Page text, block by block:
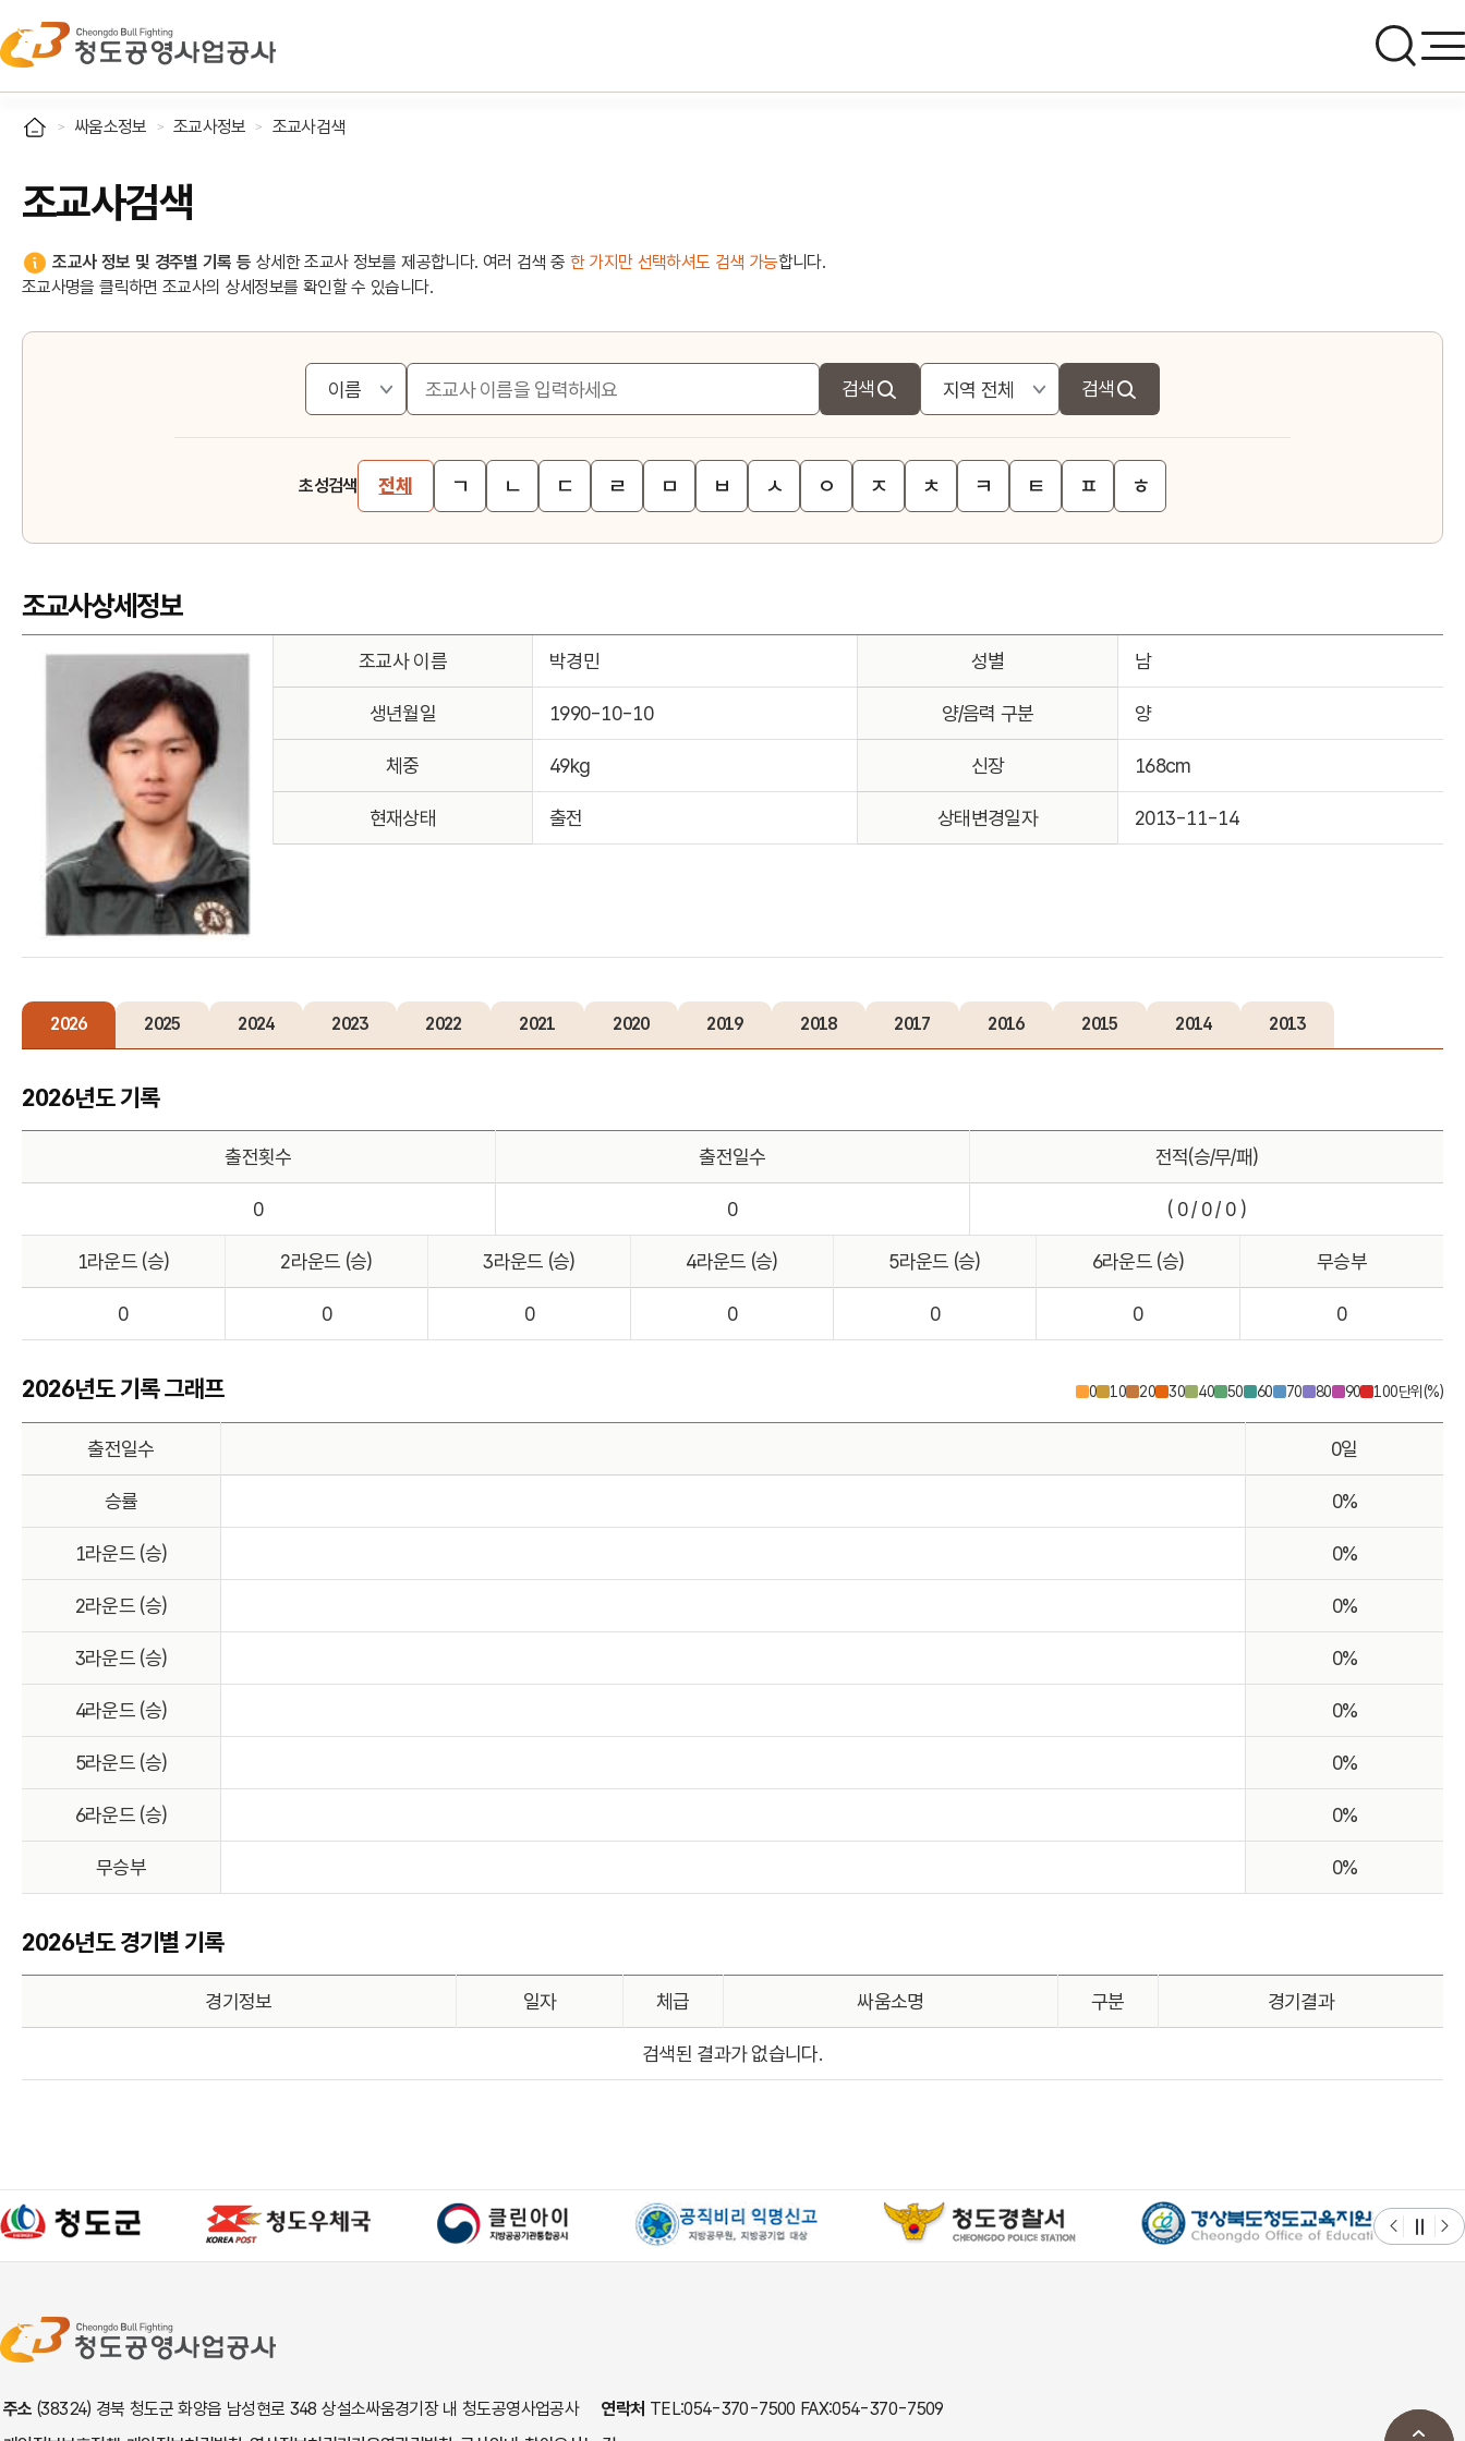
싸움소정보 조교사정보 조교사검색
조교사검색
조교사 정보 및 경주별 기록 등 상세한 조교사 정보를 제공합니다. 여러 검색 중 한 가지만 선택하셔도 검색 가능합니다.
조교사명을 클릭하면 조교사의 상세정보를 확인할 수 있습니다.
검색 검색
초성검색 전체 ㄱ ㄴ ㄷ ㄹ ㅁ ㅂ ㅅ ㅇ ㅈ ㅊ ㅋ ㅌ ㅍ ㅎ
조교사상세정보
조교사 이름 박경민 성별 남
생년월일 1990-10-10 양/음력 구분 양
체중 49kg 신장 168cm
현재상태 출전 상태변경일자 2013-11-14
2026 2025 2024 2023 2022 2021 2020 2019 2018 2017 2016 2015 2014 2013
2026년도 기록
출전횟수 출전일수 전적(승/무/패)
0 0 ( 0 / 0 / 0 )
1라운드 (승) 2라운드 (승) 3라운드 (승) 4라운드 (승) 5라운드 (승) 6라운드 (승) 무승부
0 0 0 0 0 0 0
2026년도 기록 그래프 0 10 20 30 40 50 60 70 80 90 100단위(%)
출전일수 0일
승률 0%
1라운드 (승) 0%
2라운드 (승) 0%
3라운드 (승) 0%
4라운드 (승) 0%
5라운드 (승) 0%
6라운드 (승) 0%
무승부 0%
2026년도 경기별 기록
경기정보 일자 체급 싸움소명 구분 경기결과
검색된 결과가 없습니다.
주소 (38324) 경북 청도군 화양읍 남성현로 348 상설소싸움경기장 내 청도공영사업공사 연락처 TEL:054-370-7500 FAX:054-370-7509